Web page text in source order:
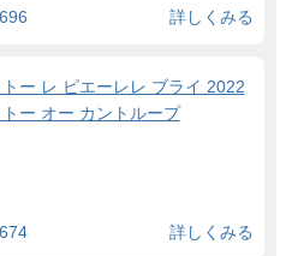
詳しくみる
トー レ ピエーレレ ブライ 2022
ー オー カントループ
詳しくみる